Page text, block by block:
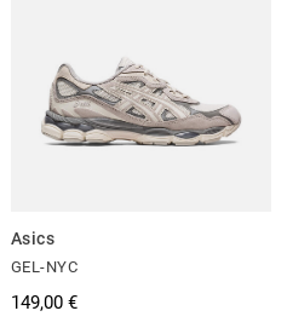
Asics
GEL-NYC
149,00 €